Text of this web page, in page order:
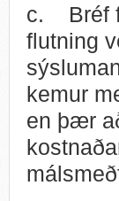
c. Bréf
flutning
kemur
en þær